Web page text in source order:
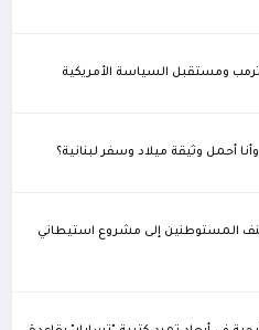
ترمب ومستقبل السياسة الأمريكية
أحمل وثيقة ميلاد وسفر لبنانية؟
المستوطنين إلى مشروع استيطاني